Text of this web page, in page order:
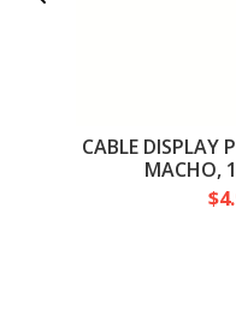
CABLE DISPLAY
MACHO,